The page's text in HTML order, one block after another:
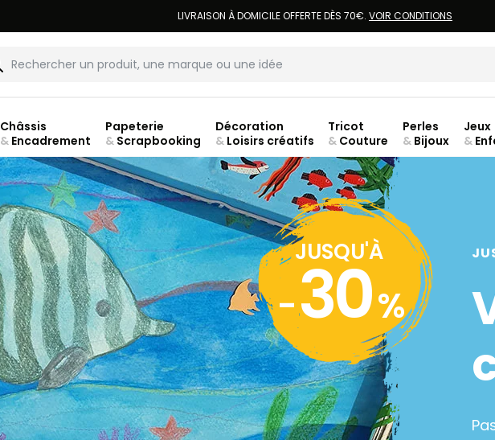
LIVRAISON À DOMICILE OFFERTE DÈS 70€. VOIR CONDITIONS
Châssis
&Encadrement
Papeterie
&Scrapbooking
Décoration
&Loisirs créatifs
Tricot
& Couture
Perles
& Bijoux
Jeux
&
JUSQU'À
-30%